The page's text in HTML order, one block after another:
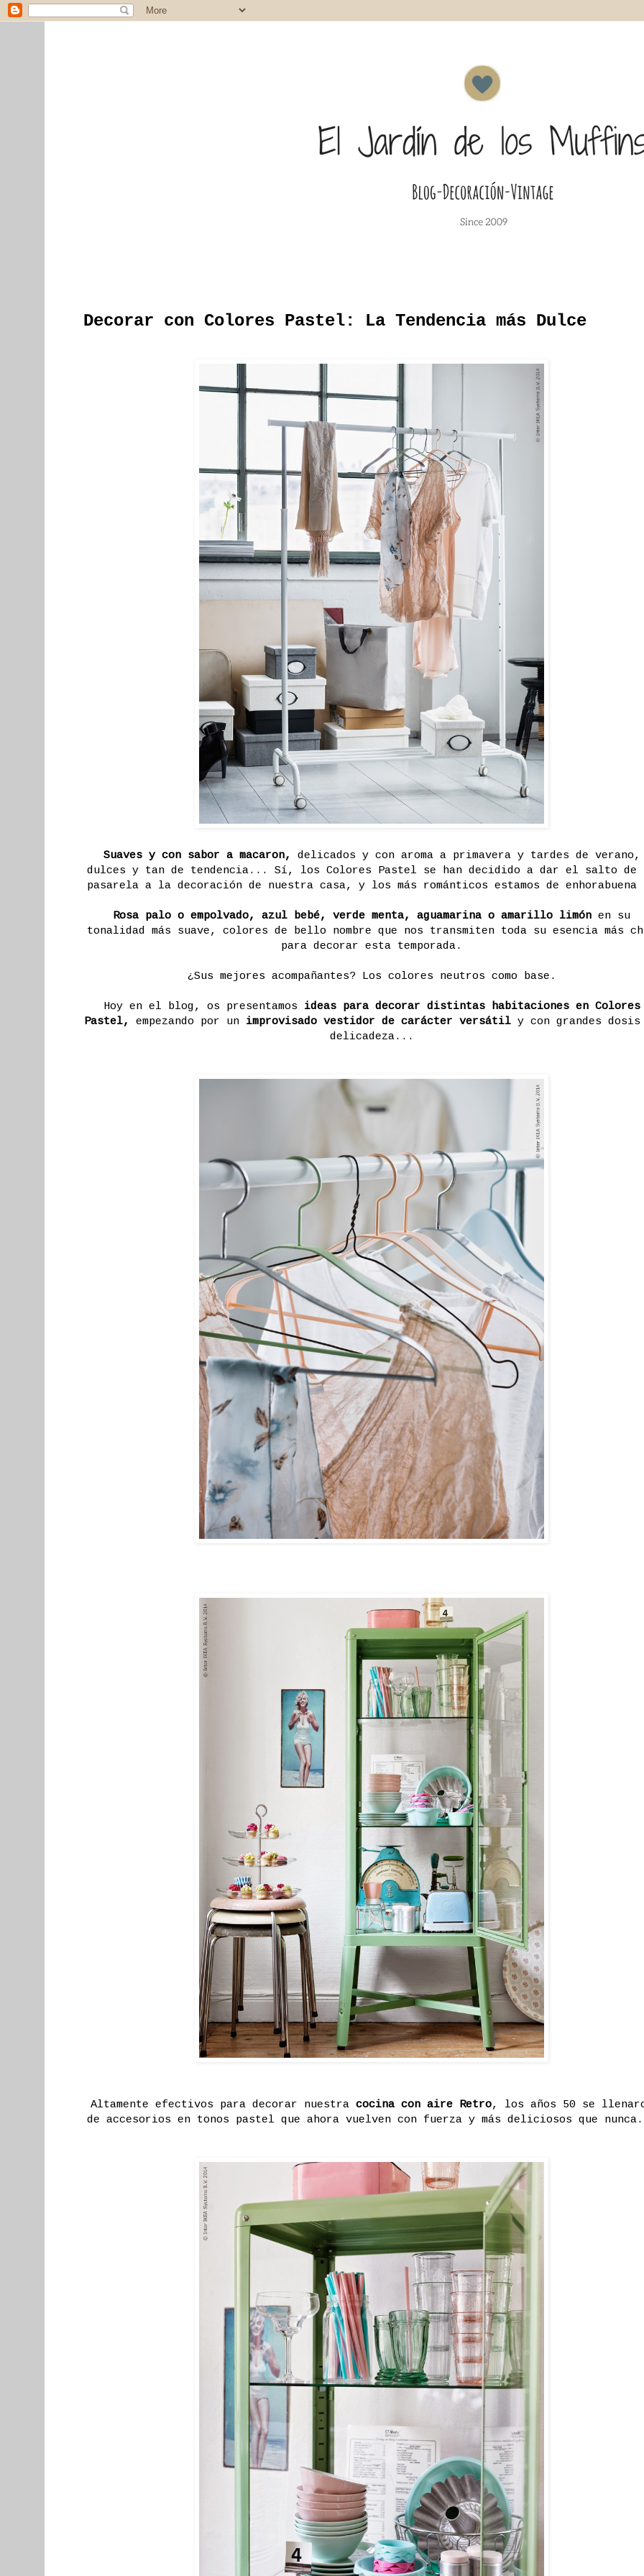
Decorar con Colores Pastel: La Tendencia más Dulce
Suaves y con sabor a macaron,
delicados y con aroma a primavera y tardes de verano,
dulces y tan de tendencia... Sí, los Colores Pastel se han decidido a dar el salto de
pasarela a la decoración de nuestra casa, y los más románticos estamos de
Rosa palo o empolvado, azul bebé, verde menta, aguamarina o amarillo limón en su
tonalidad más suave, colores de bello nombre que nos transmiten toda su esencia más
para decorar esta temporada.
¿Sus mejores acompañantes? Los colores neutros como base.
Hoy en el blog, os presentamos ideas para decorar distintas habitaciones en Colores
Pastel,
empezando por un improvisado vestidor de carácter versátily con grandes dosis
delicadeza...
Altamente efectivos para decorar nuestracocina con aire Retro, los años 50 se
de accesorios en tonos pastel que ahora vuelven con fuerza y más deliciosos que